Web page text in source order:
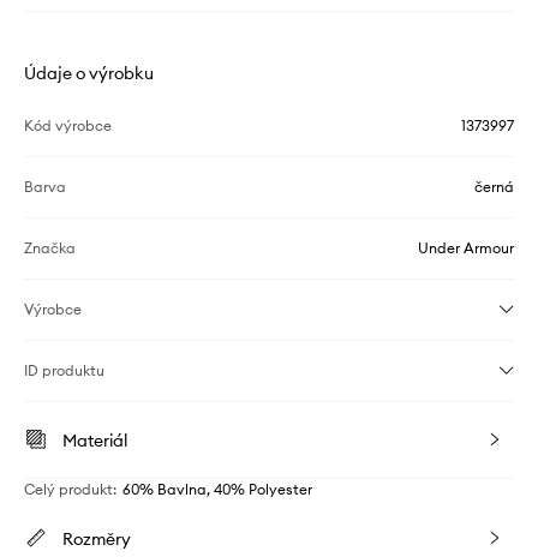
Údaje o výrobku
Kód výrobce 1373997
Barva černá
Značka Under Armour
Výrobce
ID produktu
Materiál
Celý produkt: 60% Bavlna, 40% Polyester
Rozměry